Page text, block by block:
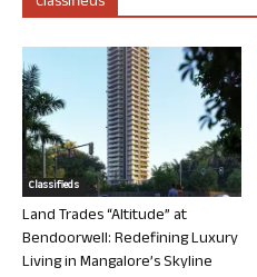
Classifieds
Land Trades “Altitude” at
Bendoorwell: Redefining Luxury
Living in Mangalore’s Skyline